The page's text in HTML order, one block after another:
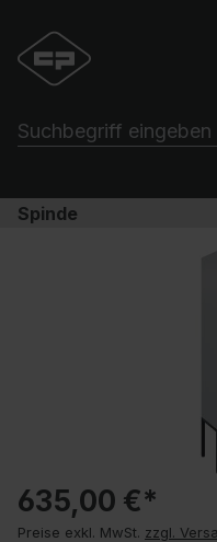
Spinde
635,00 €*
Preise exkl. MwSt. zzgl.